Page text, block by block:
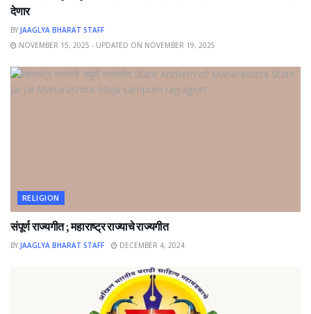
देणार
BY JAAGLYA BHARAT STAFF
NOVEMBER 15, 2025 - UPDATED ON NOVEMBER 19, 2025
RELIGION
संपूर्ण राज्यगीत ; महाराष्ट्र राज्याचे राज्यगीत
BY JAAGLYA BHARAT STAFF DECEMBER 4, 2024